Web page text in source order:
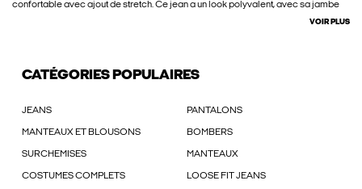
confortable avec ajout de stretch. Ce jean a un look polyvalent, avec sa jambe
VOIR PLUS
CATÉGORIES POPULAIRES
JEANS PANTALONS
MANTEAUX ET BLOUSONS BOMBERS
SURCHEMISES MANTEAUX
COSTUMES COMPLETS LOOSE FIT JEANS